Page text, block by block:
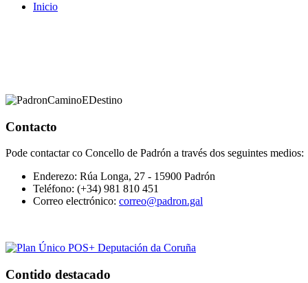
Inicio
Contacto
Pode contactar co Concello de Padrón a través dos seguintes medios:
Enderezo: Rúa Longa, 27 - 15900 Padrón
Teléfono: (+34) 981 810 451
Correo electrónico: correo@padron.gal
Contido destacado